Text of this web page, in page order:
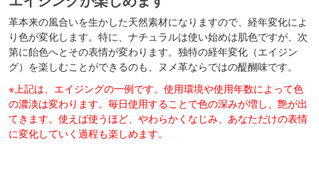
革本来の風合いを生かした天然素材になりますので、経年変化によ
り色が変化します。特に、ナチュラルは使い始めは肌色ですが、次
第に飴色へとその表情が変わります。独特の経年変化（エイジン
グ）を楽しむことができるのも、ヌメ革ならではの醍醐味です。
※上記は、エイジングの一例です。使用環境や使用年数によって色
の濃淡は変わります。毎日使用することで色の深みが増し、艶が出
てきます。使えば使うほど、やわらかくなじみ、あなただけの表情
に変化していく過程も楽しめます。